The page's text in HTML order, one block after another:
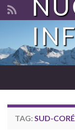
TAG: SUD-